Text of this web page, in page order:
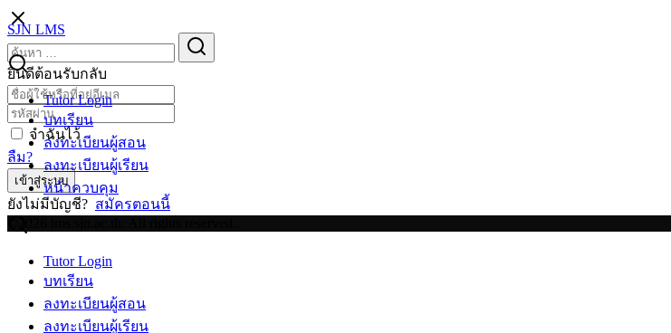
Skip
to
content
SJN LMS
Tutor Login
บทเรียน
ลงทะเบียนผู้สอน
ลงทะเบียนผู้เรียน
หน้าควบคุม
Tutor Login
บทเรียน
ลงทะเบียนผู้สอน
ลงทะเบียนผู้เรียน
Search
for:
ยินดีต้อนรับกลับ
จำฉันไว้
ลืม?
เข้าสู่ระบบ
ยังไม่มีบัญชี? สมัครตอนนี้